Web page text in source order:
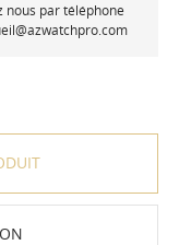
nous par téléphone